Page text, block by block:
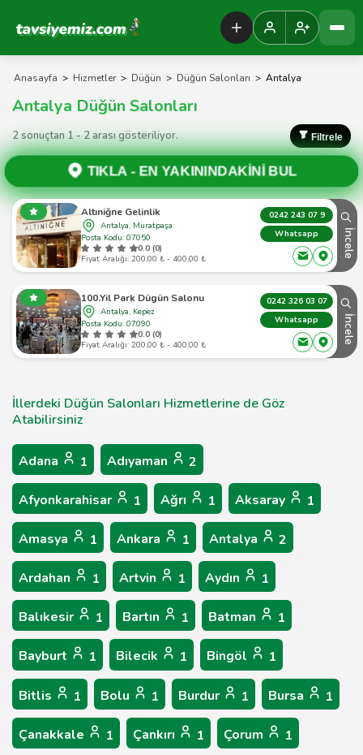
Tavsiyemiz Anasayfa
Anasayfa > Hizmetler > Düğün > Düğün Salonları > Antalya
Antalya Düğün Salonları
2 sonuçtan 1 - 2 arası gösteriliyor. Filtrele
TIKLA -EN YAKININDAKİNİ BUL
Altıniğne Gelinlik
Antalya, Muratpaşa
Posta Kodu: 07050
0.0 (0)
Fiyat Aralığı: 200,00 ₺ - 400,00 ₺
0242 243 07 9
Whatsapp
İncele
100.Yil Park Dügün Salonu
Antalya, Kepez
Posta Kodu: 07090
0.0 (0)
Fiyat Aralığı: 200,00 ₺ - 400,00 ₺
0242 326 03 07
Whatsapp
İncele
İllerdeki Düğün Salonları Hizmetlerine de Göz
Atabilirsiniz
Adana 1 Adıyaman 2
Afyonkarahisar 1 Ağrı 1 Aksaray 1
Amasya 1 Ankara 1 Antalya 2
Ardahan 1 Artvin 1 Aydın 1
Balıkesir 1 Bartın 1 Batman 1
Bayburt 1 Bilecik 1 Bingöl 1
Bitlis 1 Bolu 1 Burdur 1 Bursa 1
Çanakkale 1 Çankırı 1 Çorum 1